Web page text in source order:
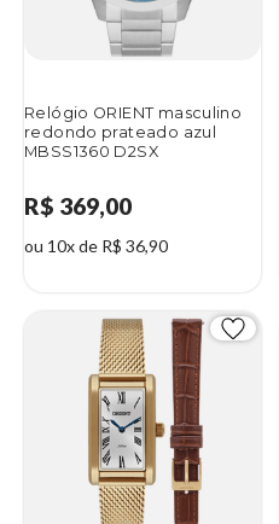
Relógio ORIENT masculino
redondo prateado azul
MBSS1360 D2SX
R$ 369,00
ou 10x de R$ 36,90